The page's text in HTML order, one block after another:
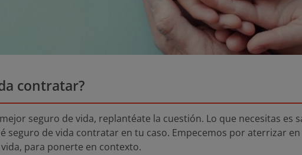
contratar?
seguro de vida, replantéate la cuestión. Lo que necesitas es
seguro de vida contratar en tu caso. Empecemos por aterrizar
para ponerte en contexto.